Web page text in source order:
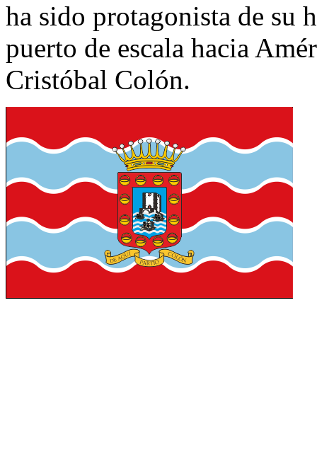
ha sido protagonista de su
puerto de escala hacia
Cristóbal Colón.